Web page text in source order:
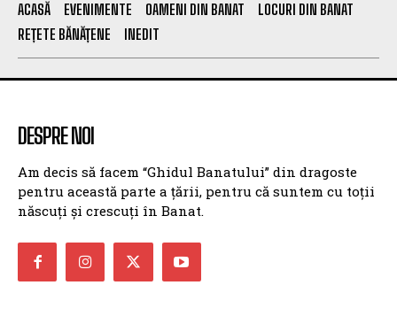
ACASĂ EVENIMENTE OAMENI DIN BANAT
LOCURI DIN BANAT
REȚETE BĂNĂȚENE
INEDIT
DESPRE NOI
Am decis să facem “Ghidul Banatului” din dragoste
pentru această parte a țării, pentru că suntem cu toții
născuți și crescuți în Banat.